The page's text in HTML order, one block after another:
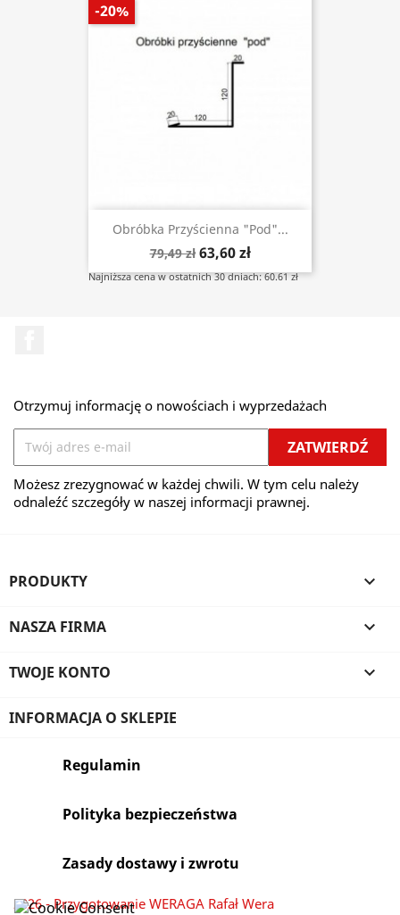
Obróbka Przyścienna "pod"...
79,49 zł 63,60 zł
Najniższa cena w ostatnich 30 dniach: 60.61 zł
-20%
Otrzymuj informację o nowościach i wyprzedażach
Możesz zrezygnować w każdej chwili. W tym celu należy
odnaleźć szczegóły w naszej informacji prawnej.
PRODUKTY 
NASZA FIRMA 
TWOJE KONTO 
INFORMACJA O SKLEPIE
Regulamin
Polityka bezpieczeństwa
Zasady dostawy i zwrotu
2026 - Przygotowanie WERAGA Rafał Wera